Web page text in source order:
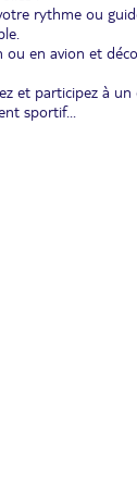
rythme ou
ou en avion et
et participez à
sportif...